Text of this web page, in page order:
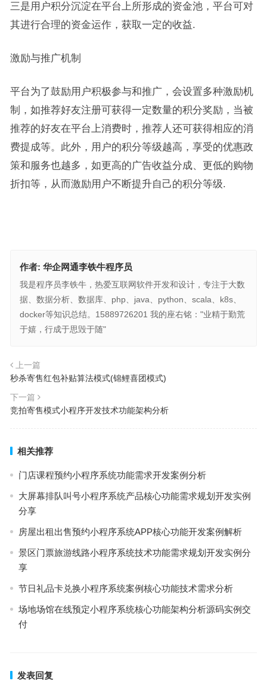
三是用户积分沉淀在平台上所形成的资金池，平台可对
其进行合理的资金运作，获取一定的收益.
激励与推广机制
平台为了鼓励用户积极参与和推广，会设置多种激励机
制，如推荐好友注册可获得一定数量的积分奖励，当被
推荐的好友在平台上消费时，推荐人还可获得相应的消
费提成等。此外，用户的积分等级越高，享受的优惠政
策和服务也越多，如更高的广告收益分成、更低的购物
折扣等，从而激励用户不断提升自己的积分等级.
作者: 华企网通李铁牛程序员
我是程序员李铁牛，热爱互联网软件开发和设计，专注于大数
据、数据分析、数据库、php、java、python、scala、k8s、
docker等知识总结。15889726201 我的座右铭："业精于勤荒
于嬉，行成于思毁于随"
上一篇
秒杀寄售红包补贴算法模式(锦鲤喜团模式)
下一篇
竞拍寄售模式小程序开发技术功能架构分析
相关推荐
门店课程预约小程序系统功能需求开发案例分析
大屏幕排队叫号小程序系统产品核心功能需求规划开发实例
分享
房屋出租出售预约小程序系统APP核心功能开发案例解析
景区门票旅游线路小程序系统技术功能需求规划开发实例分
享
节日礼品卡兑换小程序系统案例核心功能技术需求分析
场地场馆在线预定小程序系统核心功能架构分析源码实例交
付
发表回复